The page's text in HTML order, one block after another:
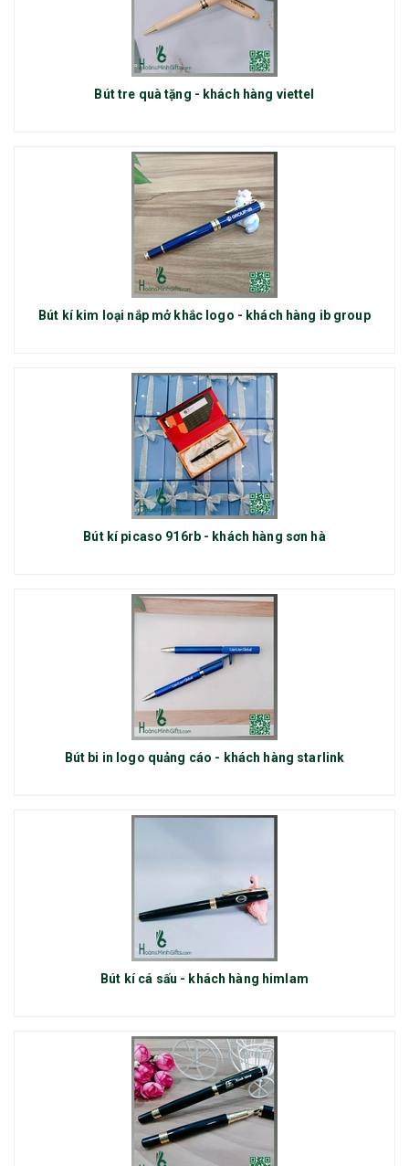
Bút tre quà tặng - khách hàng viettel
Bút kí kim loại nắp mở khắc logo - khách hàng ib group
Bút kí picaso 916rb - khách hàng sơn hà
Bút bi in logo quảng cáo - khách hàng starlink
Bút kí cá sấu - khách hàng himlam